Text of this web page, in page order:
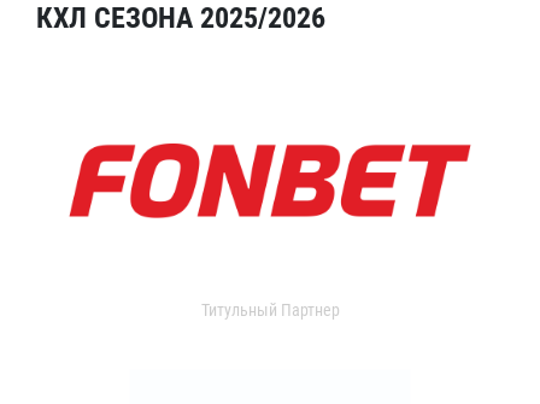
КХЛ СЕЗОНА 2025/2026
Титульный Партнер